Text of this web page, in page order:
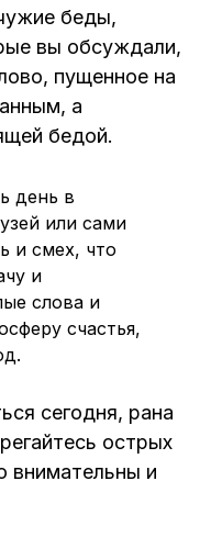
беды,
вы обсуждали,
пущенное на
а
бедой.
день в
или сами
и смех, что
и
слова и
счастья,
сегодня, рана
острых
внимательны и